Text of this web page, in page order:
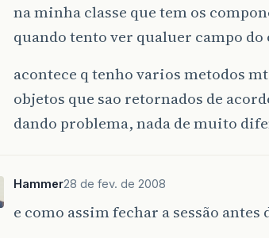
na minha classe que tem os
quando tento ver qualuer campo
acontece q tenho varios metodos
objetos que sao retornados de
dando problema, nada de muito
Hammer28 de fev. de 2008
e como assim fechar a sessão